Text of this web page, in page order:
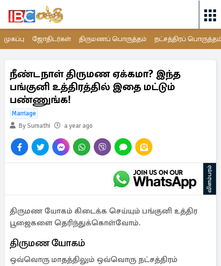
முகப்பு ஜோதிடர்கள் திருமணப் பொருத்தம் நட்சத்திரப்
நீண்டநாள் திருமண ஏக்கமா? இந்த
பங்குனி உத்திரத்தில் இதை மட்டும்
பண்ணுங்க!
Marriage
By Sumathi
a year ago
விளம்பரம்
திருமண யோகம் கிடைக்க செய்யும் பங்குனி உத்திர
பூஜைகளை தெரிந்துக்கொள்வோம்.
திருமண யோகம்
ஒவ்வொரு மாதத்திலும் ஒவ்வொரு நட்சத்திரம்